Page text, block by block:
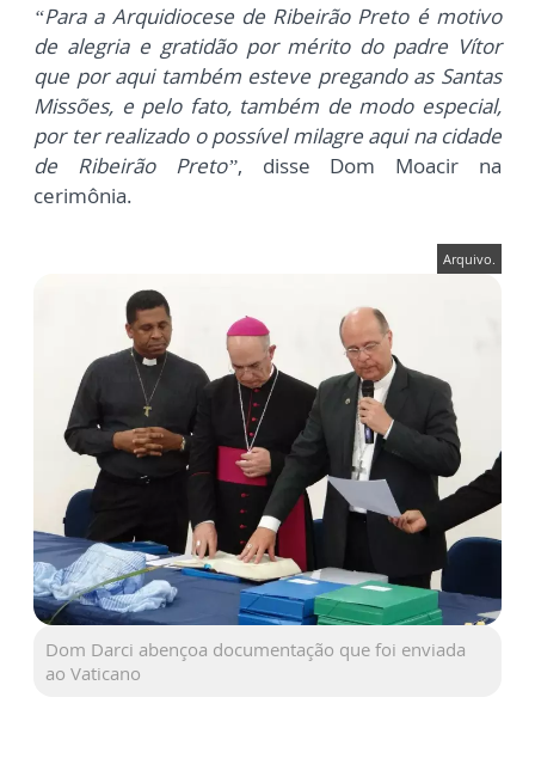
“Para a Arquidiocese de Ribeirão Preto é motivo
de alegria e gratidão por mérito do padre Vítor
que por aqui também esteve pregando as Santas
Missões, e pelo fato, também de modo especial,
por ter realizado o possível milagre aqui na cidade
de Ribeirão Preto”, disse Dom Moacir na
cerimônia.
Arquivo.
Dom Darci abençoa documentação que foi enviada
ao Vaticano